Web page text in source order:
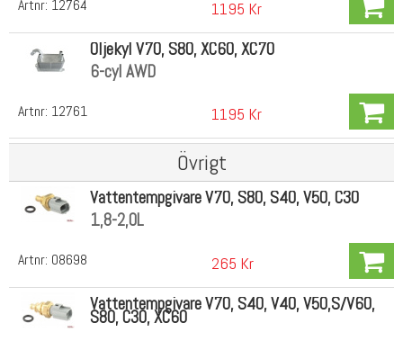
Artnr: 12764 1195 Kr
Artnr: 12761
Oljekyl V70, S80, XC60, XC70
6-cyl AWD
1195 Kr
Övrigt
Artnr: 08698
Vattentempgivare V70, S80, S40, V50, C30
1,8-2,0L
265 Kr
Vattentempgivare V70, S40, V40, V50,S/V60,
S80, C30, XC60